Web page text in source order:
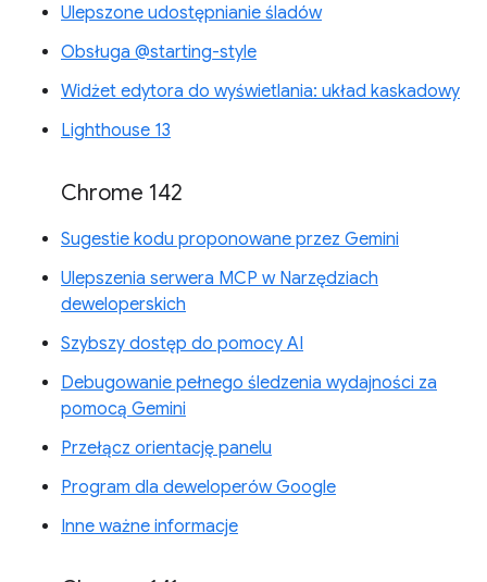
Ulepszone udostępnianie śladów
Obsługa @starting-style
Widżet edytora do wyświetlania: układ kaskadowy
Lighthouse 13
Chrome 142
Sugestie kodu proponowane przez Gemini
Ulepszenia serwera MCP w Narzędziach
deweloperskich
Szybszy dostęp do pomocy AI
Debugowanie pełnego śledzenia wydajności za
pomocą Gemini
Przełącz orientację panelu
Program dla deweloperów Google
Inne ważne informacje